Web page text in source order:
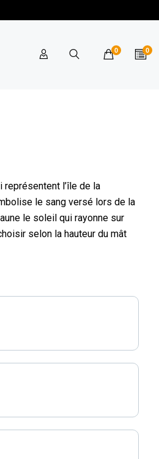
0 0
représentent l’île de la
le sang versé lors de la
le soleil qui rayonne sur
selon la hauteur du mât